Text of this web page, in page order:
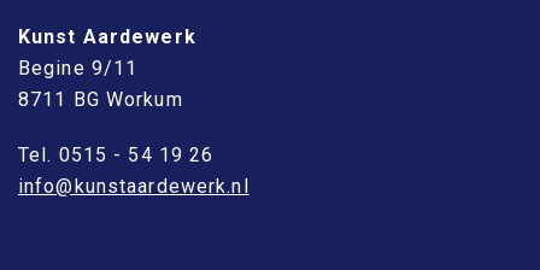
Kunst Aardewerk
Begine 9/11
8711 BG Workum
Tel. 0515 - 54 19 26
info@kunstaardewerk.nl